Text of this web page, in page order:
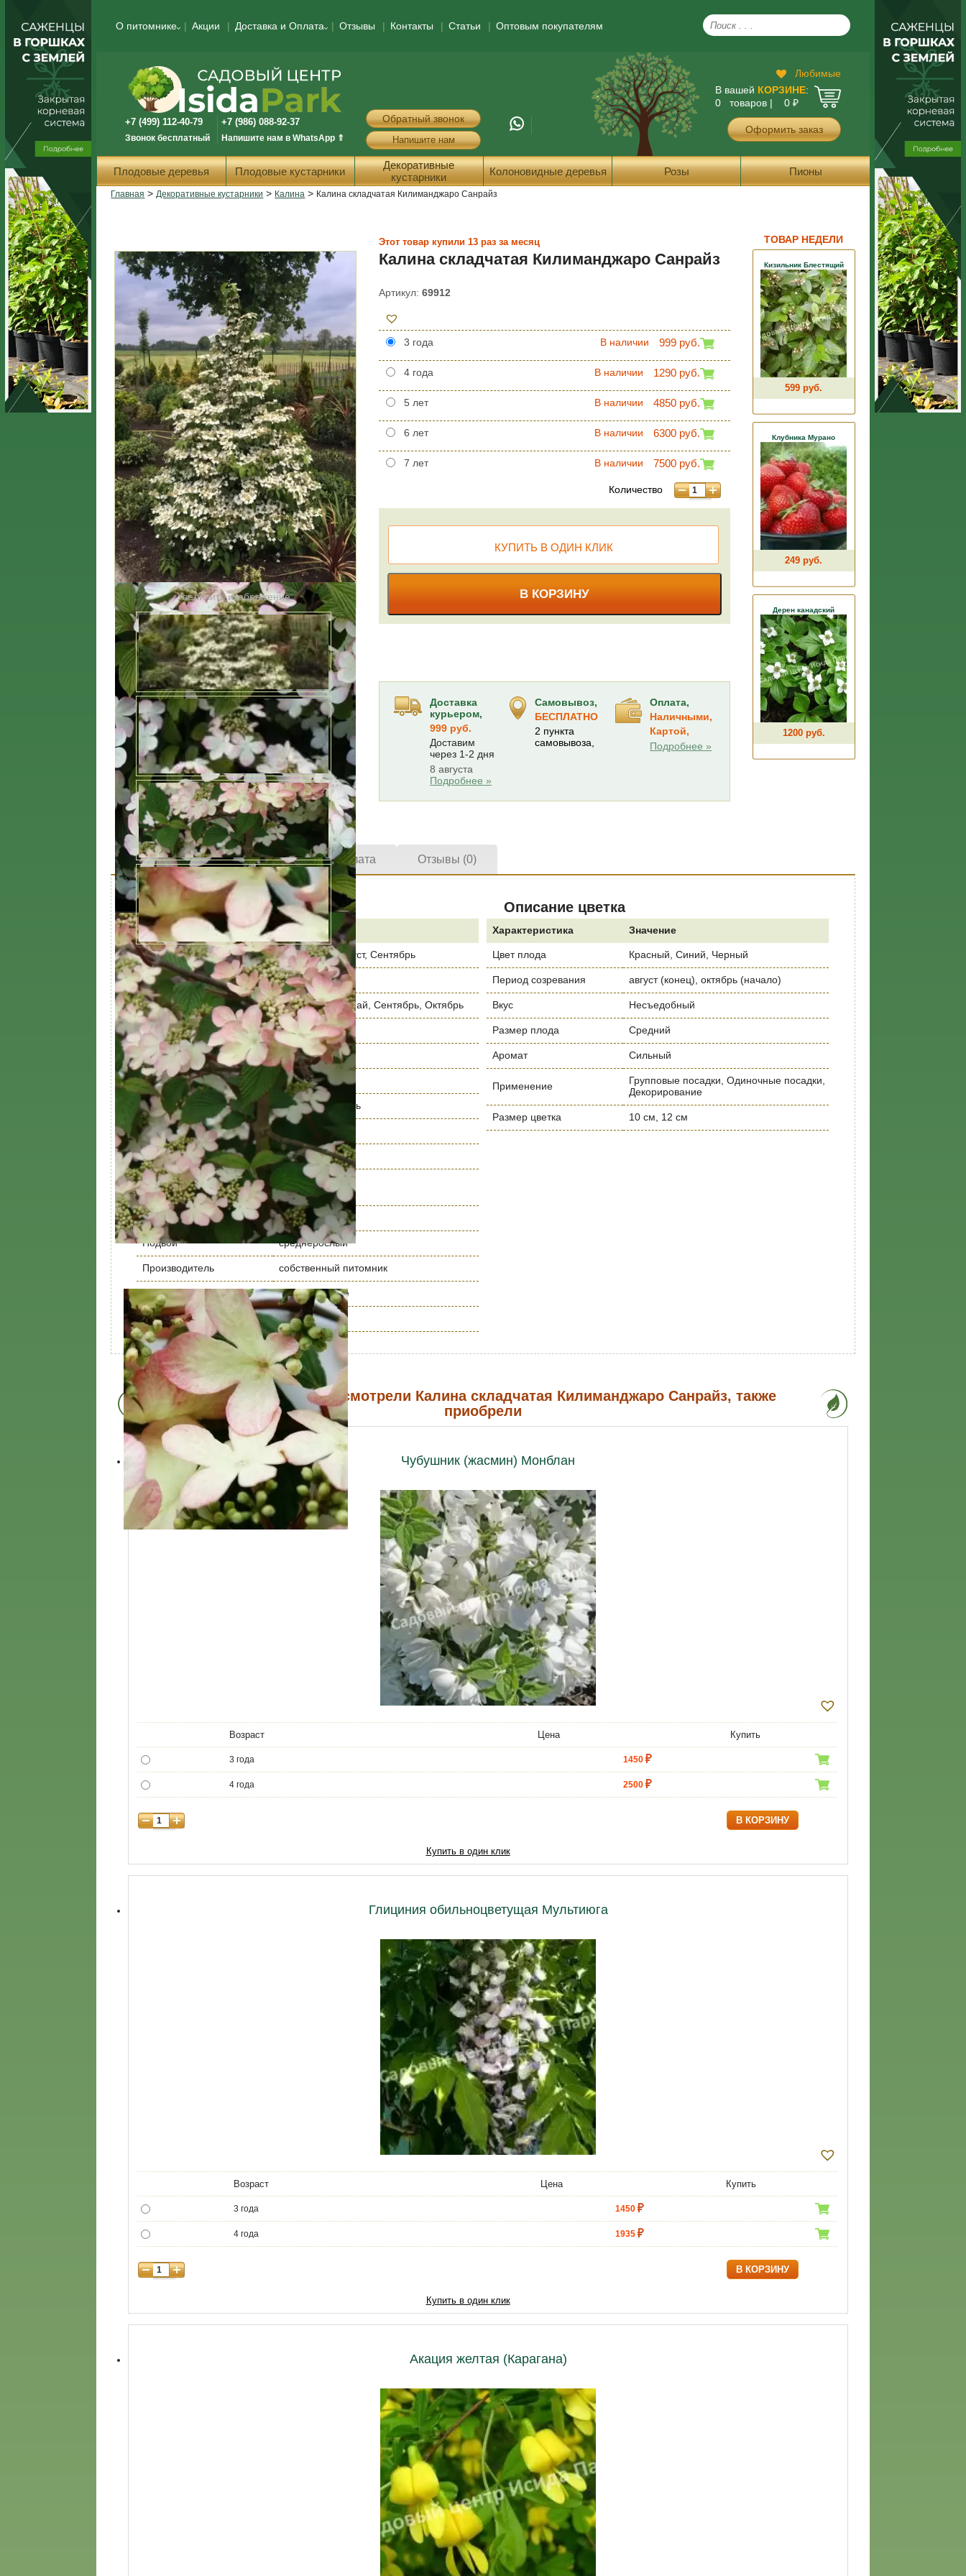
О питомнике Акции Доставка и Оплата Отзывы Контакты Статьи Оптовым покупателям
+7 (499) 112-40-79
Звонок бесплатный
+7 (986) 088-92-37
Напишите нам в WhatsApp ⇑
Обратный звонок
Напишите нам
Любимые
В вашей КОРЗИНЕ:
0 товаров |
0 ₽
Оформить заказ
Плодовые деревья Плодовые кустарники
Декоративные
кустарники
Колоновидные деревья Розы Пионы
Главная > Декоративные кустарники > Калина > Калина складчатая Килиманджаро Санрайз
ТОВАР НЕДЕЛИ
Кизильник Блестящий
599 руб.
Клубника Мурано
249 руб.
Дерен канадский
1200 руб.
Увеличить изображение
Этот товар купили 13 раз за месяц
Калина складчатая Килиманджаро Санрайз
Артикул:69912
3 года 999 руб.
В наличии
4 года 1290 руб.
В наличии
5 лет 4850 руб.
В наличии
6 лет 6300 руб.
В наличии
7 лет 7500 руб.
В наличии
Количество
В КОРЗИНУ
КУПИТЬ В ОДИН КЛИК
Доставка
курьером,
999 руб.
Доставим
через 1-2 дня
8 августа
Подробнее »
Самовывоз,
БЕСПЛАТНО
2 пункта
самовывоза,
Оплата,
Наличными,
Картой,
Подробнее »
Характеристики Доставка и оплата Отзывы (0)
Описание куста
Характеристика Значение
Период цветения Май, Июнь, Август, Сентябрь
Вид саженца Кустарник
Время посадки Март, Апрель, Май, Сентябрь, Октябрь
Морозостойкость высокая
Высота растения, метр 1,5
Корневая система Закрытая
Местоположение Солнце/полутень
Высота саженца, м
Устойчивость к болезням Высокая
Расстояние между
растениями
Глубина посадки 50 см
Подвой среднерослый
Производитель собственный питомник
Выращены в Подмосковье
Приживаемость 99,99 %
Описание цветка
Характеристика Значение
Цвет плода Красный, Синий, Черный
Период созревания август (конец), октябрь (начало)
Вкус Несъедобный
Размер плода Средний
Аромат Сильный
Применение
Групповые посадки, Одиночные посадки,
Декорирование
Размер цветка 10 см, 12 см
Покупатели которые смотрели Калина складчатая Килиманджаро Санрайз, также
приобрели
Чубушник (жасмин) Монблан
Возраст Цена Купить
3 года 1450
4 года 2500
В КОРЗИНУ
Купить в один клик
Глициния обильноцветущая Мультиюга
Возраст Цена Купить
3 года 1450
4 года 1935
В КОРЗИНУ
Купить в один клик
Акация желтая (Карагана)